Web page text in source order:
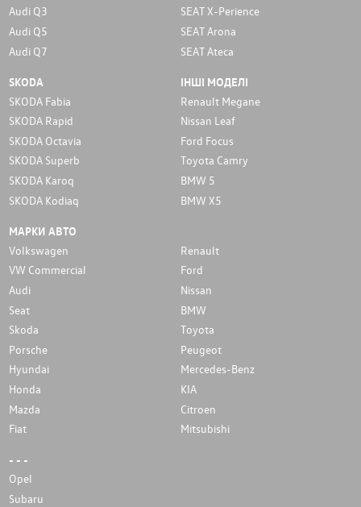
Audi Q3
Audi Q5
Audi Q7
SEAT X-Perience
SEAT Arona
SEAT Ateca
SKODA
SKODA Fabia
SKODA Rapid
SKODA Octavia
SKODA Superb
SKODA Karoq
SKODA Kodiaq
ІНШІ МОДЕЛІ
Renault Megane
Nissan Leaf
Ford Focus
Toyota Camry
BMW 5
BMW X5
МАРКИ АВТО
Volkswagen
Renault
VW Commercial
Ford
Audi
Nissan
Seat
BMW
Skoda
Toyota
Porsche
Peugeot
Hyundai
Mercedes-Benz
Honda
KIA
Mazda
Citroen
Fiat
Mitsubishi
- - -
Opel
Subaru